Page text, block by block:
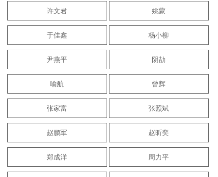
许文君 姚蒙
于佳鑫 杨小柳
尹燕平 阴劼
喻航 曾辉
张家富 张照斌
赵鹏军 赵昕奕
郑成洋 周力平